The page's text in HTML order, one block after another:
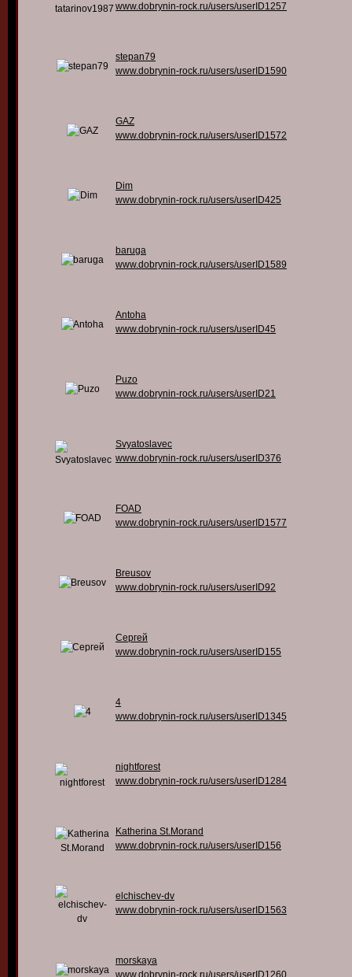
www.dobrynin-rock.ru/users/userID1257
stepan79
www.dobrynin-rock.ru/users/userID1590
GAZ
www.dobrynin-rock.ru/users/userID1572
Dim
www.dobrynin-rock.ru/users/userID425
baruga
www.dobrynin-rock.ru/users/userID1589
Antoha
www.dobrynin-rock.ru/users/userID45
Puzo
www.dobrynin-rock.ru/users/userID21
Svyatoslavec
www.dobrynin-rock.ru/users/userID376
FOAD
www.dobrynin-rock.ru/users/userID1577
Breusov
www.dobrynin-rock.ru/users/userID92
Сергей
www.dobrynin-rock.ru/users/userID155
4
www.dobrynin-rock.ru/users/userID1345
nightforest
www.dobrynin-rock.ru/users/userID1284
Katherina St.Morand
www.dobrynin-rock.ru/users/userID156
elchischev-dv
www.dobrynin-rock.ru/users/userID1563
morskaya
www.dobrynin-rock.ru/users/userID1260